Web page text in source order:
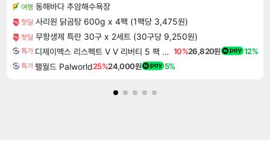
여행 동해바다 추암해수욕장
핫딜 사리원 닭곰탕 600g x 4팩 (1팩당 3,475원)
핫딜 무항생제 특란 30구 x 2세트 (30구당 9,250원)
특가 디제이맥스 리스펙트 V V 리버티 5 팩 DJMAX RESPECT V V Liberty 5 Pack DLC 10%26,820원 12%
특가 팰월드 Palworld25%24,000원 5%